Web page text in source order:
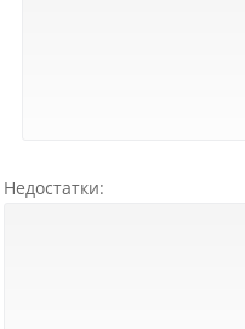
Недостатки: